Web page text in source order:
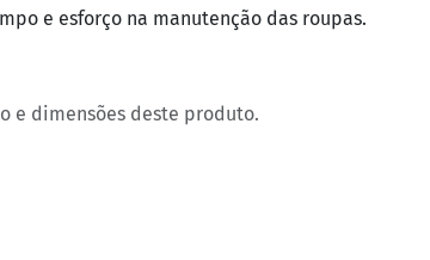
e esforço na manutenção das roupas.
e dimensões deste produto.